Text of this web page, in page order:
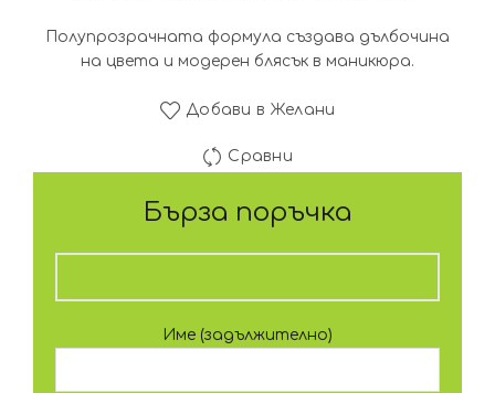
Полупрозрачната формула създава дълбочина
на цвета и модерен блясък в маникюра.
Добави в Желани
Сравни
Бърза поръчка
Име (задължително)